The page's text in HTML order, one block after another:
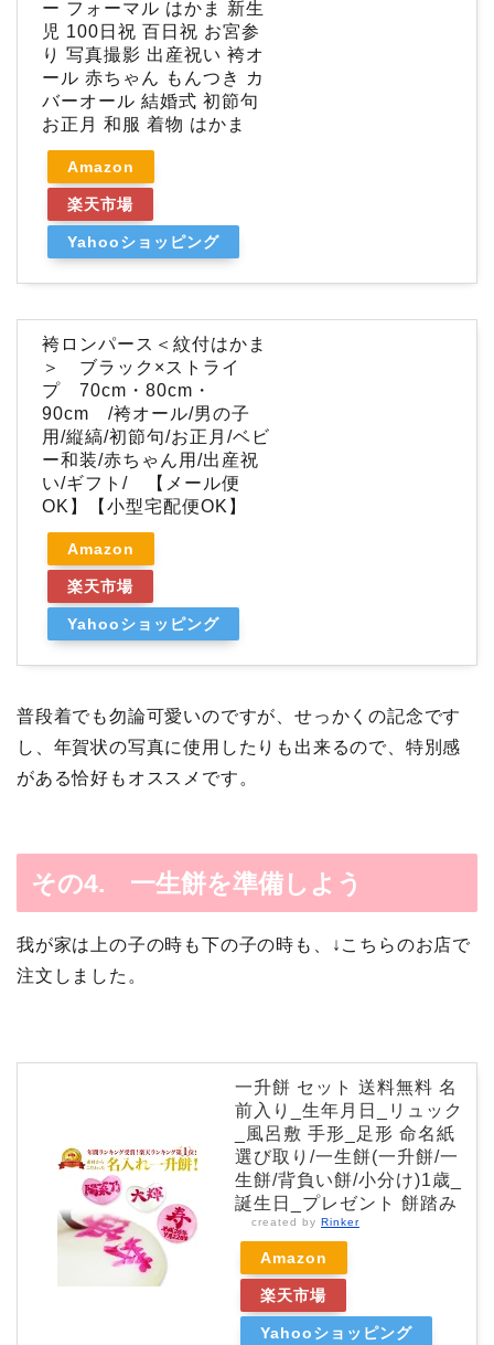
ー フォーマル はかま 新生
児 100日祝 百日祝 お宮参
り 写真撮影 出産祝い 袴オ
ール 赤ちゃん もんつき カ
バーオール 結婚式 初節句
お正月 和服 着物 はかま
Amazon
楽天市場
Yahooショッピング
袴ロンパース＜紋付はかま
＞ ブラック×ストライ
プ 70cm・80cm・
90cm /袴オール/男の子
用/縦縞/初節句/お正月/ベビ
ー和装/赤ちゃん用/出産祝
い/ギフト/ 【メール便
OK】【小型宅配便OK】
Amazon
楽天市場
Yahooショッピング
普段着でも勿論可愛いのですが、せっかくの記念です
し、年賀状の写真に使用したりも出来るので、特別感
がある恰好もオススメです。
その4. 一生餅を準備しよう
我が家は上の子の時も下の子の時も、↓こちらのお店で
注文しました。
一升餅 セット 送料無料 名
前入り_生年月日_リュック
_風呂敷 手形_足形 命名紙
選び取り/一生餅(一升餅/一
生餅/背負い餅/小分け)1歳_
誕生日_プレゼント 餅踏み
created by Rinker
Amazon
楽天市場
Yahooショッピング